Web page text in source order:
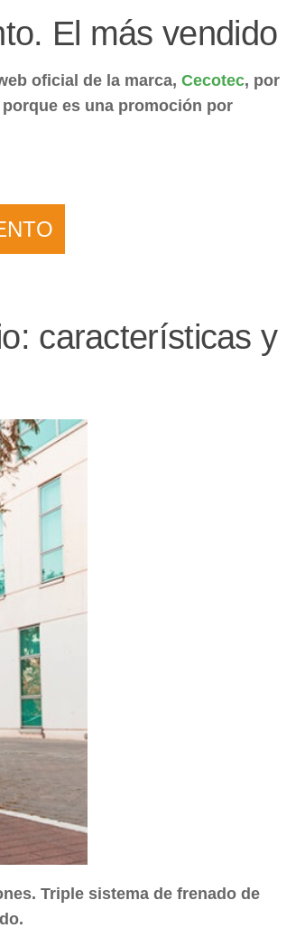
El más vendido
oficial de la marca, Cecotec, por
es una promoción por
características y
Triple sistema de frenado de